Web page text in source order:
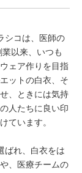
シコは、医師の
以来、いつも
ェア作りを目指
ットの白衣、そ
、ときには気持
人たちに良い印
ています。
ばれ、白衣をは
、医療チームの